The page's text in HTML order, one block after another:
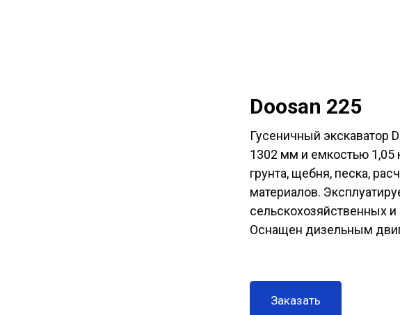
Doosan 225
Гусеничный экскаватор
1302 мм и емкостью 1,05
грунта, щебня, песка,
материалов.
сельскохозяйственных
Оснащен дизельным
Заказать